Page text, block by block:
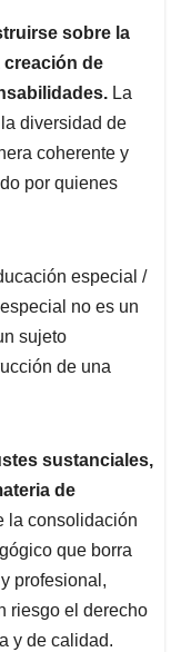
sobre la
creación de
La
diversidad de
coherente y
por quienes
especial /
no es un
sujeto
de una
sustanciales,
de
la consolidación
que borra
profesional,
riesgo el derecho
y de calidad.